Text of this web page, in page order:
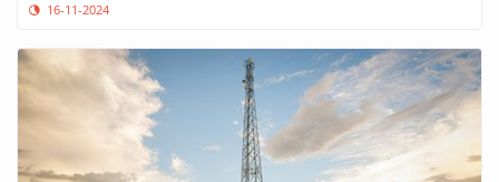
16-11-2024